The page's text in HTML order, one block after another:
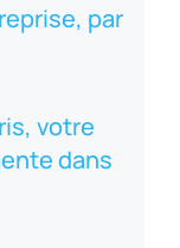
par
votre
dans